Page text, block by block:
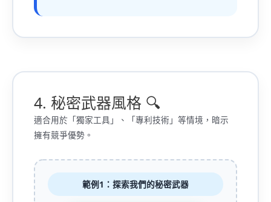
4. 秘密武器風格 🔍
適合用於「獨家工具」、「專利技術」等情境，暗示
擁有競爭優勢。
範例1：探索我們的秘密武器